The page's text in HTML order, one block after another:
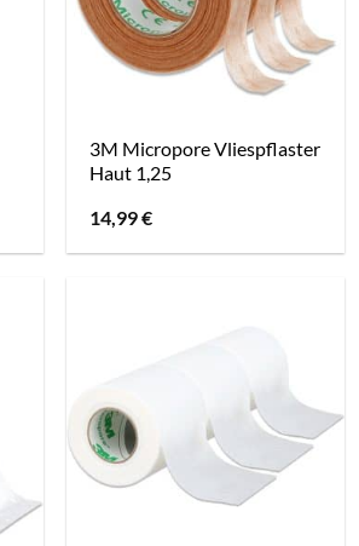
3M Micropore Vliespflaster
Haut 1,25
14,99€